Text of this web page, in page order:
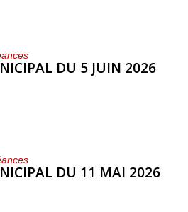
DU 5 JUIN 2026
DU 11 MAI 2026